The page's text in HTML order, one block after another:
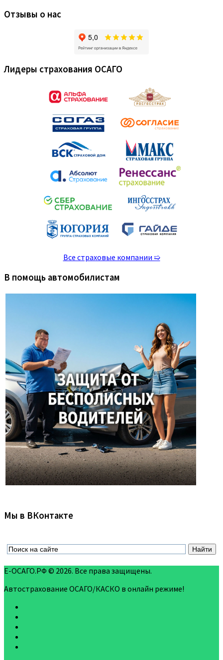
Отзывы о нас
Лидеры страхования ОСАГО
Все страховые компании ➯
В помощь автомобилистам
Мы в ВКонтакте
Е-ОСАГО.РФ © 2026. Все права защищены.
Автострахование ОСАГО/КАСКО в онлайн режиме!